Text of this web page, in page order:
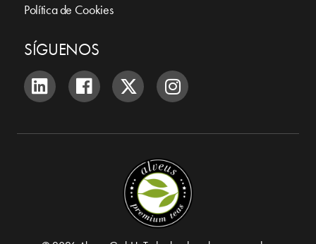
Política de Cookies
SÍGUENOS